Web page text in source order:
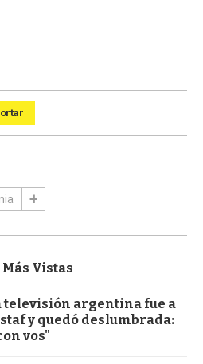
Más Vistas
televisión argentina fue a
y quedó deslumbrada:
vos"